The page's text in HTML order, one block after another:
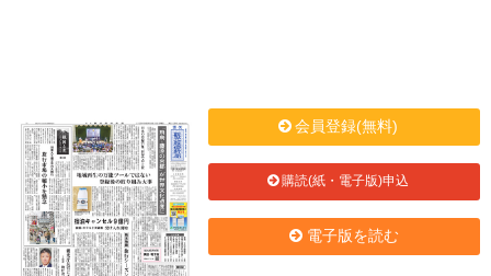
会員登録(無料)
購読(紙・電子版)申込
電子版を読む